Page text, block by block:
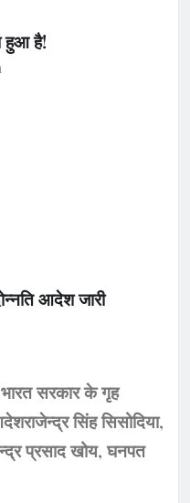
हुआ है!
आदेश जारी
सरकार के गृह
सिंह सिसोदिया,
प्रसाद खोय, घनपत